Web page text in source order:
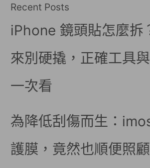
Recent Posts
iPhone 鏡頭貼怎麼拆
來別硬撬，正確工具
一次看
為降低刮傷而生：
護膜，竟然也順便照